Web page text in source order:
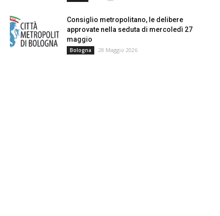
Consiglio metropolitano, le delibere
approvate nella seduta di mercoledì 27
maggio
Bologna 28 Maggio 2026